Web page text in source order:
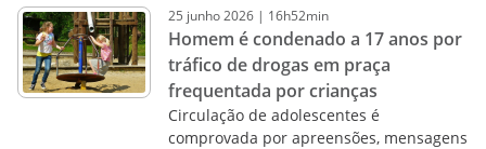
25 junho2026 | 16h52min
Homem é condenado a 17 anos por
tráfico de drogas em praça
frequentada por crianças
Circulação de adolescentes é
comprovada por apreensões, mensagens